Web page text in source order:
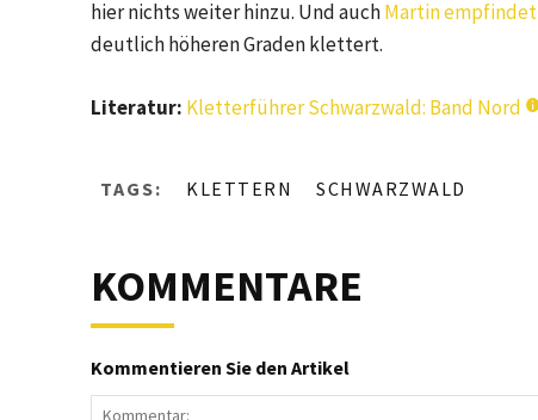
hier nichts weiter hinzu. Und auchMartin empfindet
deutlich höheren Graden klettert.
Literatur: Kletterführer Schwarzwald: Band Nord
TAGS: KLETTERN SCHWARZWALD
KOMMENTARE
Kommentieren Sie den Artikel